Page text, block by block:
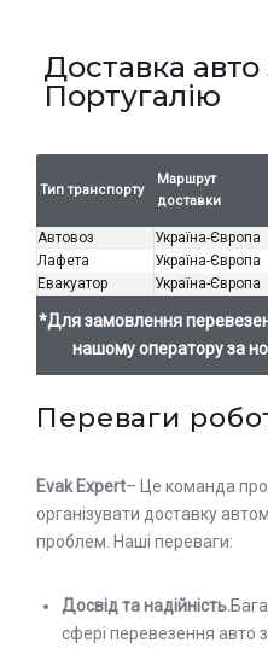
Доставка авто
Португалію
Тип транспорту
Маршрут
доставки
Автовоз Україна-Європа
Лафета
Україна-Європа
Евакуатор
Україна-Європа
*Для замовлення
нашому оператору за
Переваги
Evak Expert– Це команда
організувати доставку
проблем. Наші переваги:
Досвід та надійність.
сфері перевезення авто з
Оставьте
стоимости
Залиште
вартості